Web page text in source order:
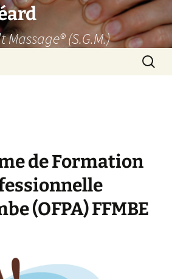
Massage® (S.G.M.)
de Formation
(OFPA) FFMBE